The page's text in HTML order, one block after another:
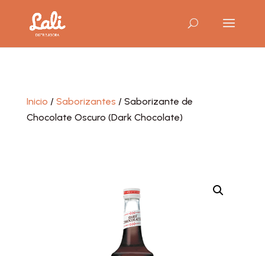
Inicio / Saborizantes / Saborizante de
Chocolate Oscuro (Dark Chocolate)